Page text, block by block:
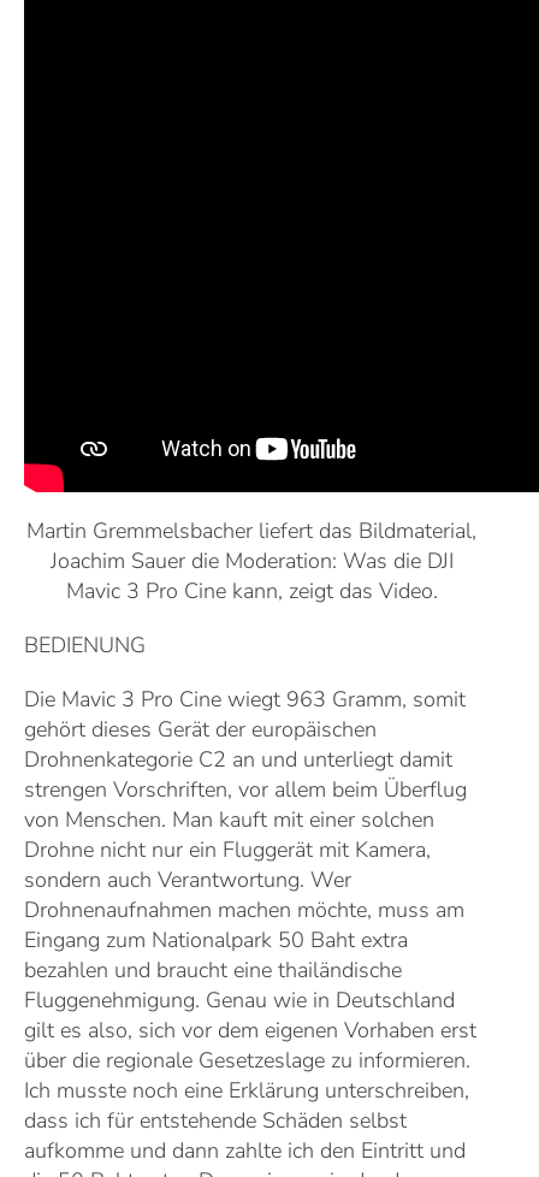
Martin Gremmelsbacher liefert das Bildmaterial,
Joachim Sauer die Moderation: Was die DJI
Mavic 3 Pro Cine kann, zeigt das Video.
BEDIENUNG
Die Mavic 3 Pro Cine wiegt 963 Gramm, somit
gehört dieses Gerät der europäischen
Drohnenkategorie C2 an und unterliegt damit
strengen Vorschriften, vor allem beim Überflug
von Menschen. Man kauft mit einer solchen
Drohne nicht nur ein Fluggerät mit Kamera,
sondern auch Verantwortung. Wer
Drohnenaufnahmen machen möchte, muss am
Eingang zum Nationalpark 50 Baht extra
bezahlen und braucht eine thailändische
Fluggenehmigung. Genau wie in Deutschland
gilt es also, sich vor dem eigenen Vorhaben erst
über die regionale Gesetzeslage zu informieren.
Ich musste noch eine Erklärung unterschreiben,
dass ich für entstehende Schäden selbst
aufkomme und dann zahlte ich den Eintritt und